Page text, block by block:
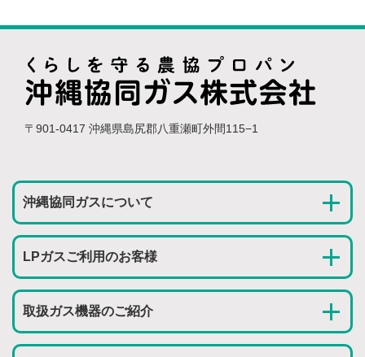
〒901-0417 沖縄県島尻郡八重瀬町外間115−1
沖縄協同ガスについて
LPガスご利用のお客様
取扱ガス機器のご紹介